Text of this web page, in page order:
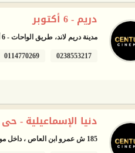
دريم - 6 أكتوبر
مدينة دريم لاند، طريق الواحات - 6 أكتوبر
0238553217
0114770269
دنيا الإسماعيلية - حى
185 ش عمرو ابن العاص ، داخل مول دنيا، الإسماعيلية